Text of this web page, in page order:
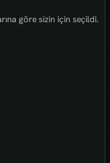
göre sizin için seçildi.